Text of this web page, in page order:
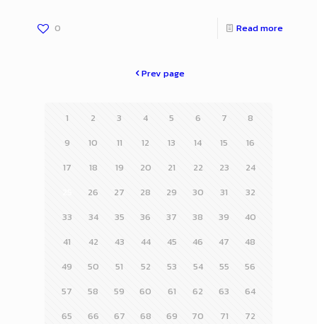
0 Read more
Prev page
1 2 3 4 5 6 7
8
9
10 11 12 13 14 15
16
17
18 19 20 21 22 23
24
26 27 28 29 30 31
32
33
34 35 36 37 38 39
40
41
42 43 44 45 46 47
48
49
50 51 52 53 54 55
56
57
58 59 60 61 62 63
64
65
66 67 68 69 70 71
72